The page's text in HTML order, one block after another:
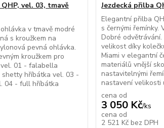
vel. 03, tmavě
v tmavě modré
s kroužkem na
pevná ohlávka.
kroužkem pro
01 - falabella
hříbátka vel. 03 -
04 - full hříbátka
Jezdecká přilba
Elegantní přilba
s černými řemínky.
Dobré
velikost díky
Miami v elegantní
materiálů vnější
nastavitelnými
nastavení velikosti
cena od
3 050 Kč/ks
cena od
2 521 Kč bez DPH